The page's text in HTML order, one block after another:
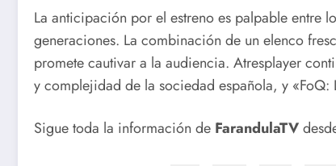
La anticipación por el estreno es palpable entre
generaciones. La combinación de un elenco
promete cautivar a la audiencia. Atresplayer
y complejidad de la sociedad española, y
Sigue toda la información de FarandulaTV